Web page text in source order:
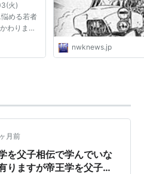
火)
める若者
わりまし
nwknews.jp
月前
を父子相伝で学んでいな
りますが帝王学を父子相